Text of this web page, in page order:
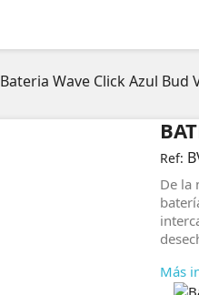
Bateria Wave Click Azul Bud
Ref:
De la
Más